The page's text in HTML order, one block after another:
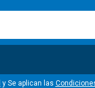
y Se aplican las